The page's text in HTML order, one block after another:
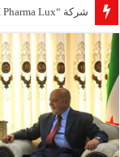
شركة “SI Pharma Lux”: مشاركتنا في المعرض عززت التواصل مع الشركاء المحليين والدوليين